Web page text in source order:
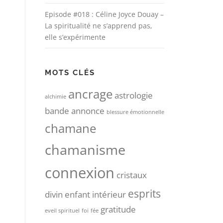
Episode #018 : Céline Joyce Douay –
La spiritualité ne s’apprend pas,
elle s’expérimente
MOTS CLÉS
alchimie ancrageastrologie
bande annonce blessure émotionnelle
chamane
chamanisme
connexion cristaux
divin enfant intérieur esprits
eveil spirituel foi fée gratitude